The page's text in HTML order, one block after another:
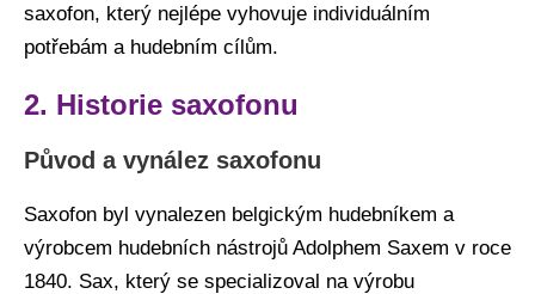
saxofon, který nejlépe vyhovuje individuálním
potřebám a hudebním cílům.
2. Historie saxofonu
Původ a vynález saxofonu
Saxofon byl vynalezen belgickým hudebníkem a
výrobcem hudebních nástrojů Adolphem Saxem v roce
1840. Sax, který se specializoval na výrobu